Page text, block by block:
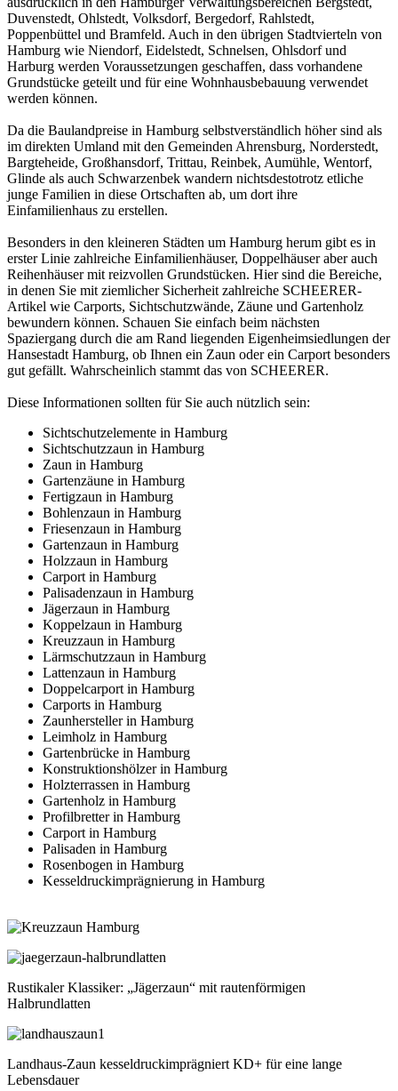
Duvenstedt, Ohlstedt, Volksdorf, Bergedorf, Rahlstedt,
Poppenbüttel und Bramfeld. Auch in den übrigen Stadtvierteln von
Hamburg wie Niendorf, Eidelstedt, Schnelsen, Ohlsdorf und
Harburg werden Voraussetzungen geschaffen, dass vorhandene
Grundstücke geteilt und für eine Wohnhausbebauung verwendet
werden können.
Da die Baulandpreise in Hamburg selbstverständlich höher sind als
im direkten Umland mit den Gemeinden Ahrensburg, Norderstedt,
Bargteheide, Großhansdorf, Trittau, Reinbek, Aumühle, Wentorf,
Glinde als auch Schwarzenbek wandern nichtsdestotrotz etliche
junge Familien in diese Ortschaften ab, um dort ihre
Einfamilienhaus zu erstellen.
Besonders in den kleineren Städten um Hamburg herum gibt es in
erster Linie zahlreiche Einfamilienhäuser, Doppelhäuser aber auch
Reihenhäuser mit reizvollen Grundstücken. Hier sind die Bereiche,
in denen Sie mit ziemlicher Sicherheit zahlreiche SCHEERER-
Artikel wie Carports, Sichtschutzwände, Zäune und Gartenholz
bewundern können. Schauen Sie einfach beim nächsten
Spaziergang durch die am Rand liegenden Eigenheimsiedlungen der
Hansestadt Hamburg, ob Ihnen ein Zaun oder ein Carport besonders
gut gefällt. Wahrscheinlich stammt das von SCHEERER.
Diese Informationen sollten für Sie auch nützlich sein:
Sichtschutzelemente in Hamburg
Sichtschutzzaun in Hamburg
Zaun in Hamburg
Gartenzäune in Hamburg
Fertigzaun in Hamburg
Bohlenzaun in Hamburg
Friesenzaun in Hamburg
Gartenzaun in Hamburg
Holzzaun in Hamburg
Carport in Hamburg
Palisadenzaun in Hamburg
Jägerzaun in Hamburg
Koppelzaun in Hamburg
Kreuzzaun in Hamburg
Lärmschutzzaun in Hamburg
Lattenzaun in Hamburg
Doppelcarport in Hamburg
Carports in Hamburg
Zaunhersteller in Hamburg
Leimholz in Hamburg
Gartenbrücke in Hamburg
Konstruktionshölzer in Hamburg
Holzterrassen in Hamburg
Gartenholz in Hamburg
Profilbretter in Hamburg
Carport in Hamburg
Palisaden in Hamburg
Rosenbogen in Hamburg
Kesseldruckimprägnierung in Hamburg
Rustikaler Klassiker: „Jägerzaun“ mit rautenförmigen
Halbrundlatten
Landhaus-Zaun kesseldruckimprägniert KD+ für eine lange
Lebensdauer